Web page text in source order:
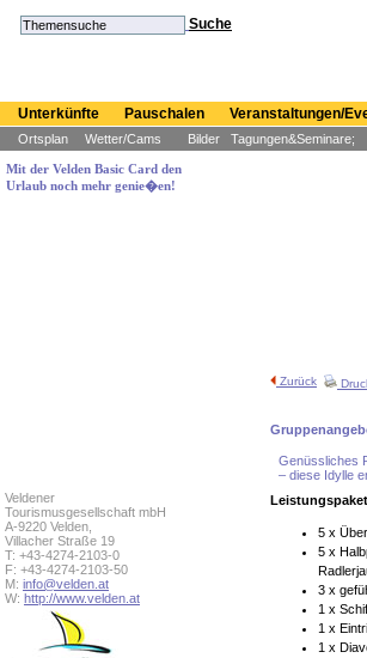
Mit der Velden Basic Card den
Urlaub noch mehr genie�en!
Unterkünfte Pauschalen Veranstaltungen/
Ortsplan Wetter/Cams Bilder Tagungen&Seminare;
Suche
Veldener
Tourismusgesellschaft mbH
A-9220 Velden,
Villacher Straße 19
T: +43-4274-2103-0
F: +43-4274-2103-50
M: info@velden.at
W: http://www.velden.at
Zurück
Genüssliches
– diese Idylle
5 x
5 x
3 x
1 x
1 x
1 x